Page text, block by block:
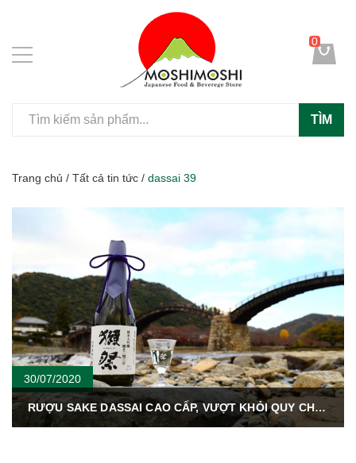
TÌM
0
Trang chủ / Tất cả tin tức / dassai 39
30/07/2020
RƯỢU SAKE DASSAI CAO CẤP, VƯỢT KHỎI QUY CHUẨN CỦA RƯỢU SAKE THÔNG THƯỜNG.